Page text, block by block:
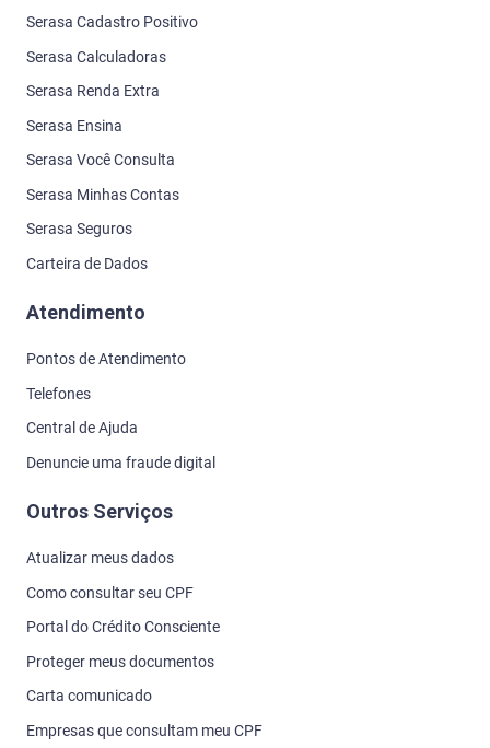
Serasa Cadastro Positivo
Serasa Calculadoras
Serasa Renda Extra
Serasa Ensina
Serasa Você Consulta
Serasa Minhas Contas
Serasa Seguros
Carteira de Dados
Atendimento
Pontos de Atendimento
Telefones
Central de Ajuda
Denuncie uma fraude digital
Outros Serviços
Atualizar meus dados
Como consultar seu CPF
Portal do Crédito Consciente
Proteger meus documentos
Carta comunicado
Empresas que consultam meu CPF